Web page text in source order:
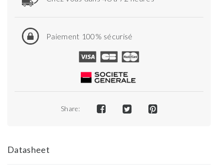
Paiement 100% sécurisé
Share:
Datasheet